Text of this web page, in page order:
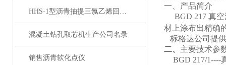
HHS-1型沥青抽提三氯乙烯回收仪
混凝土钻孔取芯机生产公司名录
销售沥青软化点仪
一、产品简介
BGD 217 真
材上涂布出精确
标格达公司提
二、 主要技术参
BGD 217/1----